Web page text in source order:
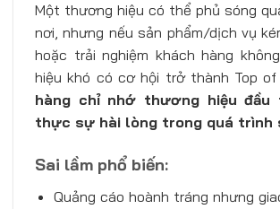
Một thương hiệu có thể phủ sóng
nơi, nhưng nếu sản phẩm/dịch vụ
hoặc trải nghiệm khách hàng
hiệu khó có cơ hội trở thành Top of
hàng chỉ nhớ thương hiệu đầu
thực sự hài lòng trong quá trình
Sai lầm phổ biến:
Quảng cáo hoành tráng nhưng